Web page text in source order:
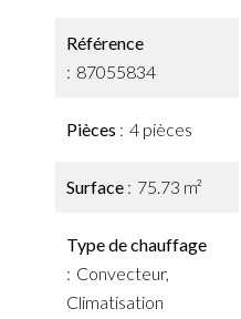
Référence
87055834
Pièces 4 pièces
Surface 75.73 m²
Type de chauffage
Convecteur,
Climatisation